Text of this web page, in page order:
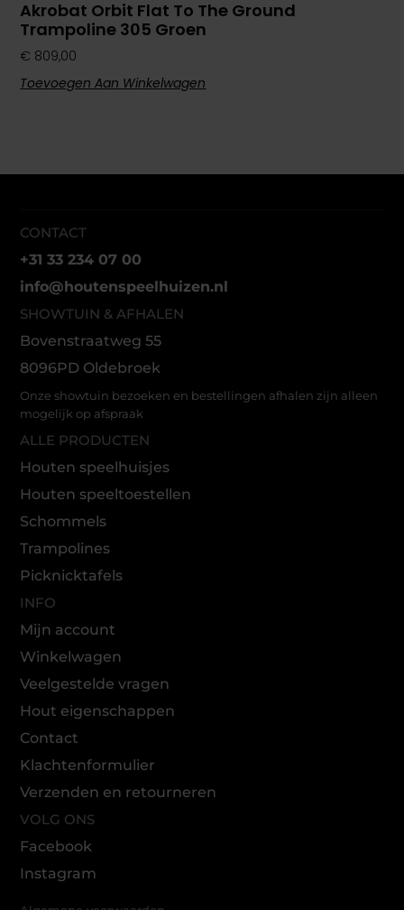
Akrobat Orbit Flat To The Ground
Trampoline 305 Groen
€ 809,00
Toevoegen Aan Winkelwagen
CONTACT
+31 33 234 07 00
info@houtenspeelhuizen.nl
SHOWTUIN & AFHALEN
Bovenstraatweg 55
8096PD Oldebroek
Onze showtuin bezoeken en bestellingen afhalen zijn alleen
mogelijk op afspraak
ALLE PRODUCTEN
Houten speelhuisjes
Houten speeltoestellen
Schommels
Trampolines
Picknicktafels
INFO
Mijn account
Winkelwagen
Veelgestelde vragen
Hout eigenschappen
Contact
Klachtenformulier
Verzenden en retourneren
VOLG ONS
Facebook
Instagram